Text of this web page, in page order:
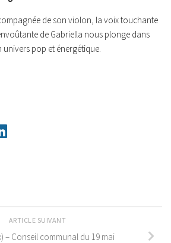
de son violon, la voix touchante
de Gabriella nous plonge dans
univers pop et énergétique.
ARTICLE SUIVANT
– Conseil communal du 19 mai